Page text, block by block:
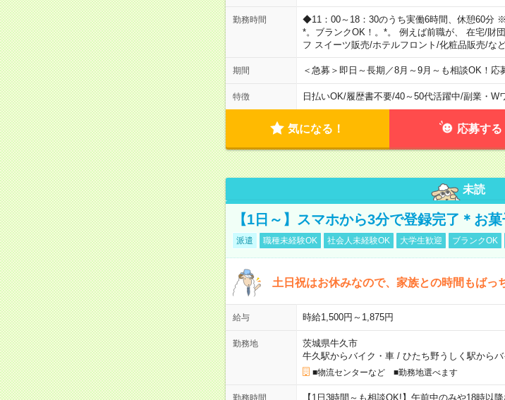
勤務時間
◆11：00～18：30のうち実働6時間、休憩60
*。ブランクOK！。*。 例えば前職が、 在宅/財
フ スイーツ販売/ホテルフロント/化粧品販売/な
期間 ＜急募＞即日～長期／8月～9月～も相談OK！応
特徴 日払いOK/履歴書不要/40～50代活躍中/副業・W
気になる！ 応募する
未読
【1日～】スマホから3分で登録完了＊お
派遣 職種未経験OK 社会人未経験OK 大学生歓迎 ブランクOK
土日祝はお休みなので、家族との時間もばっ
給与 時給1,500円～1,875円
勤務地
茨城県牛久市
牛久駅からバイク・車/ ひたち野うしく駅から
■物流センターなど ■勤務地選べます
勤務時間 【1日3時間～も相談OK!】午前中のみや18時